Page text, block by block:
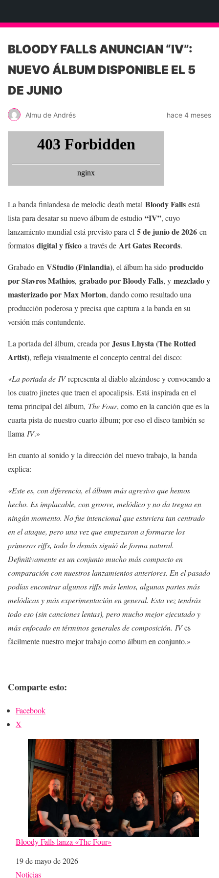
BLOODY FALLS ANUNCIAN “IV”:
NUEVO ÁLBUM DISPONIBLE EL 5
DE JUNIO
Almu de Andrés hace 4 meses
La banda finlandesa de melodic death metal Bloody Falls está
lista para desatar su nuevo álbum de estudio “IV”, cuyo
lanzamiento mundial está previsto para el 5 de junio de 2026 en
formatos digital y físico a través de Art Gates Records.
Grabado en VStudio (Finlandia), el álbum ha sido producido
por Stavros Mathios, grabado por Bloody Falls, y mezclado y
masterizado por Max Morton, dando como resultado una
producción poderosa y precisa que captura a la banda en su
versión más contundente.
La portada del álbum, creada porJesus Lhysta (The Rotted
Artist), refleja visualmente el concepto central del disco:
«La portada de IVrepresenta al diablo alzándose y convocando a
los cuatro jinetes que traen el apocalipsis. Está inspirada en el
tema principal del álbum, The Four, como en la canción que es la
cuarta pista de nuestro cuarto álbum; por eso el disco también se
llama IV.»
En cuanto al sonido y la dirección del nuevo trabajo, la banda
explica:
«Este es, con diferencia, el álbum más agresivo que hemos
hecho. Es implacable, con groove, melódico y no da tregua en
ningún momento. No fue intencional que estuviera tan centrado
en el ataque, pero una vez que empezaron a formarse los
primeros riffs, todo lo demás siguió de forma natural.
Definitivamente es un conjunto mucho más compacto en
comparación con nuestros lanzamientos anteriores. En el pasado
podías encontrar algunos riffs más lentos, algunas partes más
melódicas y más experimentación en general. Esta vez tendrás
todo eso (sin canciones lentas), pero mucho mejor ejecutado y
más enfocado en términos generales de composición. IVes
fácilmente nuestro mejor trabajo como álbum en conjunto.»
Comparte esto:
Facebook
X
Bloody Falls lanza «The Four»
Fecha
19 de mayo de 2026
Respecto a
Noticias